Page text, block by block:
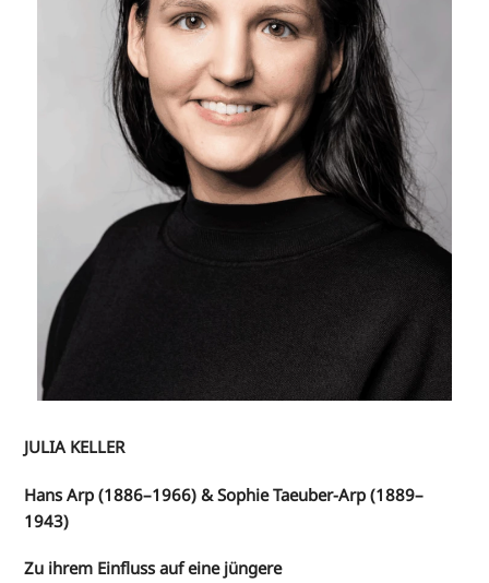
JULIA KELLER
Hans Arp (1886–1966) & Sophie Taeuber-Arp (1889–
1943)
Zu ihrem Einfluss auf eine jüngere